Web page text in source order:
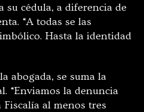
su cédula, a diferencia de
“A todas se las
Hasta la identidad
abogada, se suma la
“Enviamos la denuncia
al menos tres